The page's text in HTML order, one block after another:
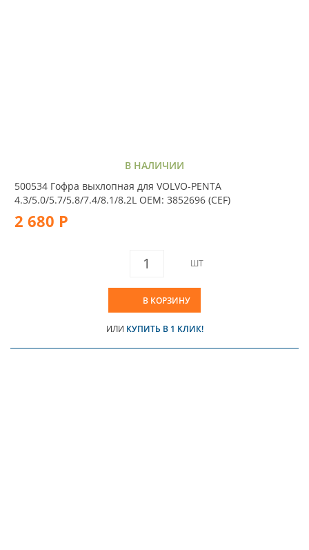
В НАЛИЧИИ
500534 Гофра выхлопная для VOLVO-PENTA
4.3/5.0/5.7/5.8/7.4/8.1/8.2L OEM: 3852696 (CEF)
2 680 Р
ШТ
В КОРЗИНУ
ИЛИ КУПИТЬ В 1 КЛИК!